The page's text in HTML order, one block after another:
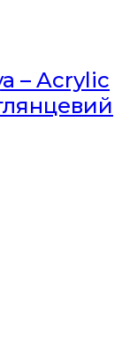
– Acrylic